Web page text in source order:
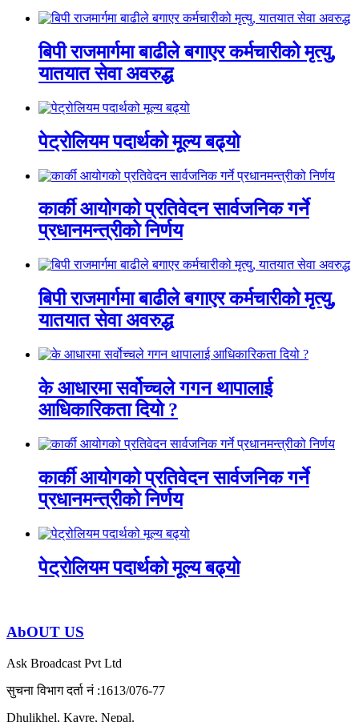
बिपी राजमार्गमा बाढीले बगाएर कर्मचारीको मृत्यु,
यातयात सेवा अवरुद्ध
पेट्रोलियम पदार्थको मूल्य बढ्यो
कार्की आयोगको प्रतिवेदन सार्वजनिक गर्ने
प्रधानमन्त्रीको निर्णय
बिपी राजमार्गमा बाढीले बगाएर कर्मचारीको मृत्यु,
यातयात सेवा अवरुद्ध
के आधारमा सर्वोच्चले गगन थापालाई
आधिकारिकता दियो ?
कार्की आयोगको प्रतिवेदन सार्वजनिक गर्ने
प्रधानमन्त्रीको निर्णय
पेट्रोलियम पदार्थको मूल्य बढ्यो
AbOUT US
Ask Broadcast Pvt Ltd
सुचना विभाग दर्ता नं :1613/076-77
Dhulikhel, Kavre, Nepal.